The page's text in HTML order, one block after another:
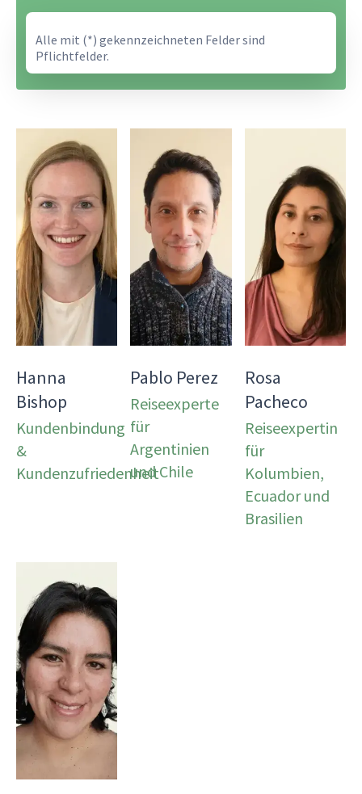
Alle mit (*) gekennzeichneten Felder sind
Pflichtfelder.
Hanna
Bishop
Kundenbindung
&
Kundenzufriedenheit
Pablo Perez
Reiseexperte
für
Argentinien
und Chile
Rosa
Pacheco
Reiseexpertin
für
Kolumbien,
Ecuador und
Brasilien